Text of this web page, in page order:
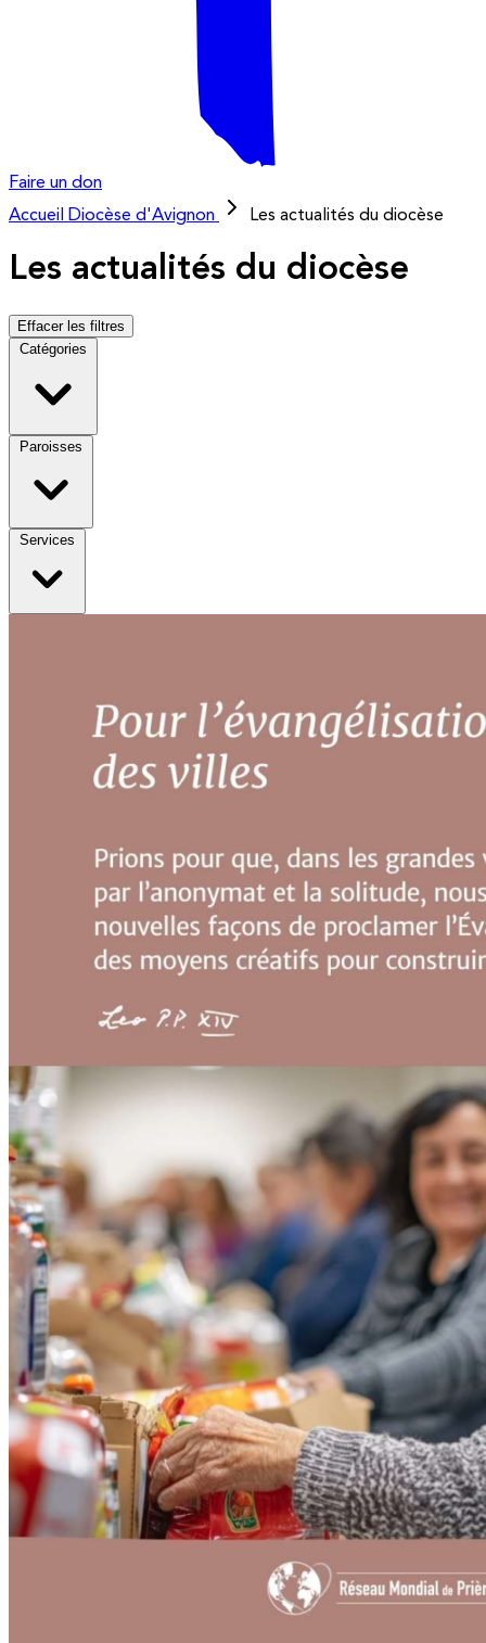
Faire un don
Accueil
Diocèse d'Avignon Les actualités du diocèse
Les actualités du diocèse
Effacer les filtres
Catégories
Paroisses
Services